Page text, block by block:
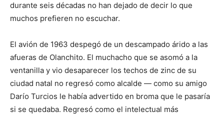
durante seis décadas no han dejado de decir lo que
muchos prefieren no escuchar.
El avión de 1963 despegó de un descampado árido a las
afueras de Olanchito. El muchacho que se asomó a la
ventanilla y vio desaparecer los techos de zinc de su
ciudad natal no regresó como alcalde — como su amigo
Darío Turcios le había advertido en broma que le pasaría
si se quedaba. Regresó como el intelectual más